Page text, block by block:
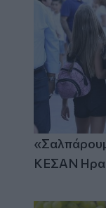
ΚΕΣΑΝ